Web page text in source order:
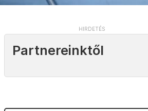
Partnereinktől